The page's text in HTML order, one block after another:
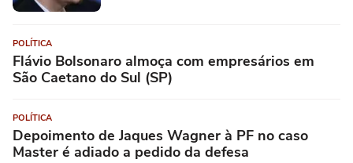
POLÍTICA
Flávio Bolsonaro almoça com empresários em
São Caetano do Sul (SP)
POLÍTICA
Depoimento de Jaques Wagner à PF no caso
Master é adiado a pedido da defesa